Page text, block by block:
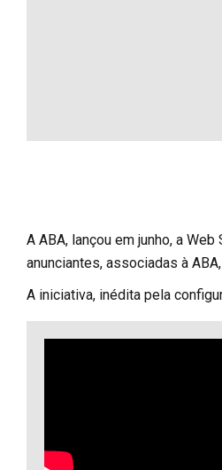
A ABA, lançou em junho, a
anunciantes, associadas à
A iniciativa, inédita pela